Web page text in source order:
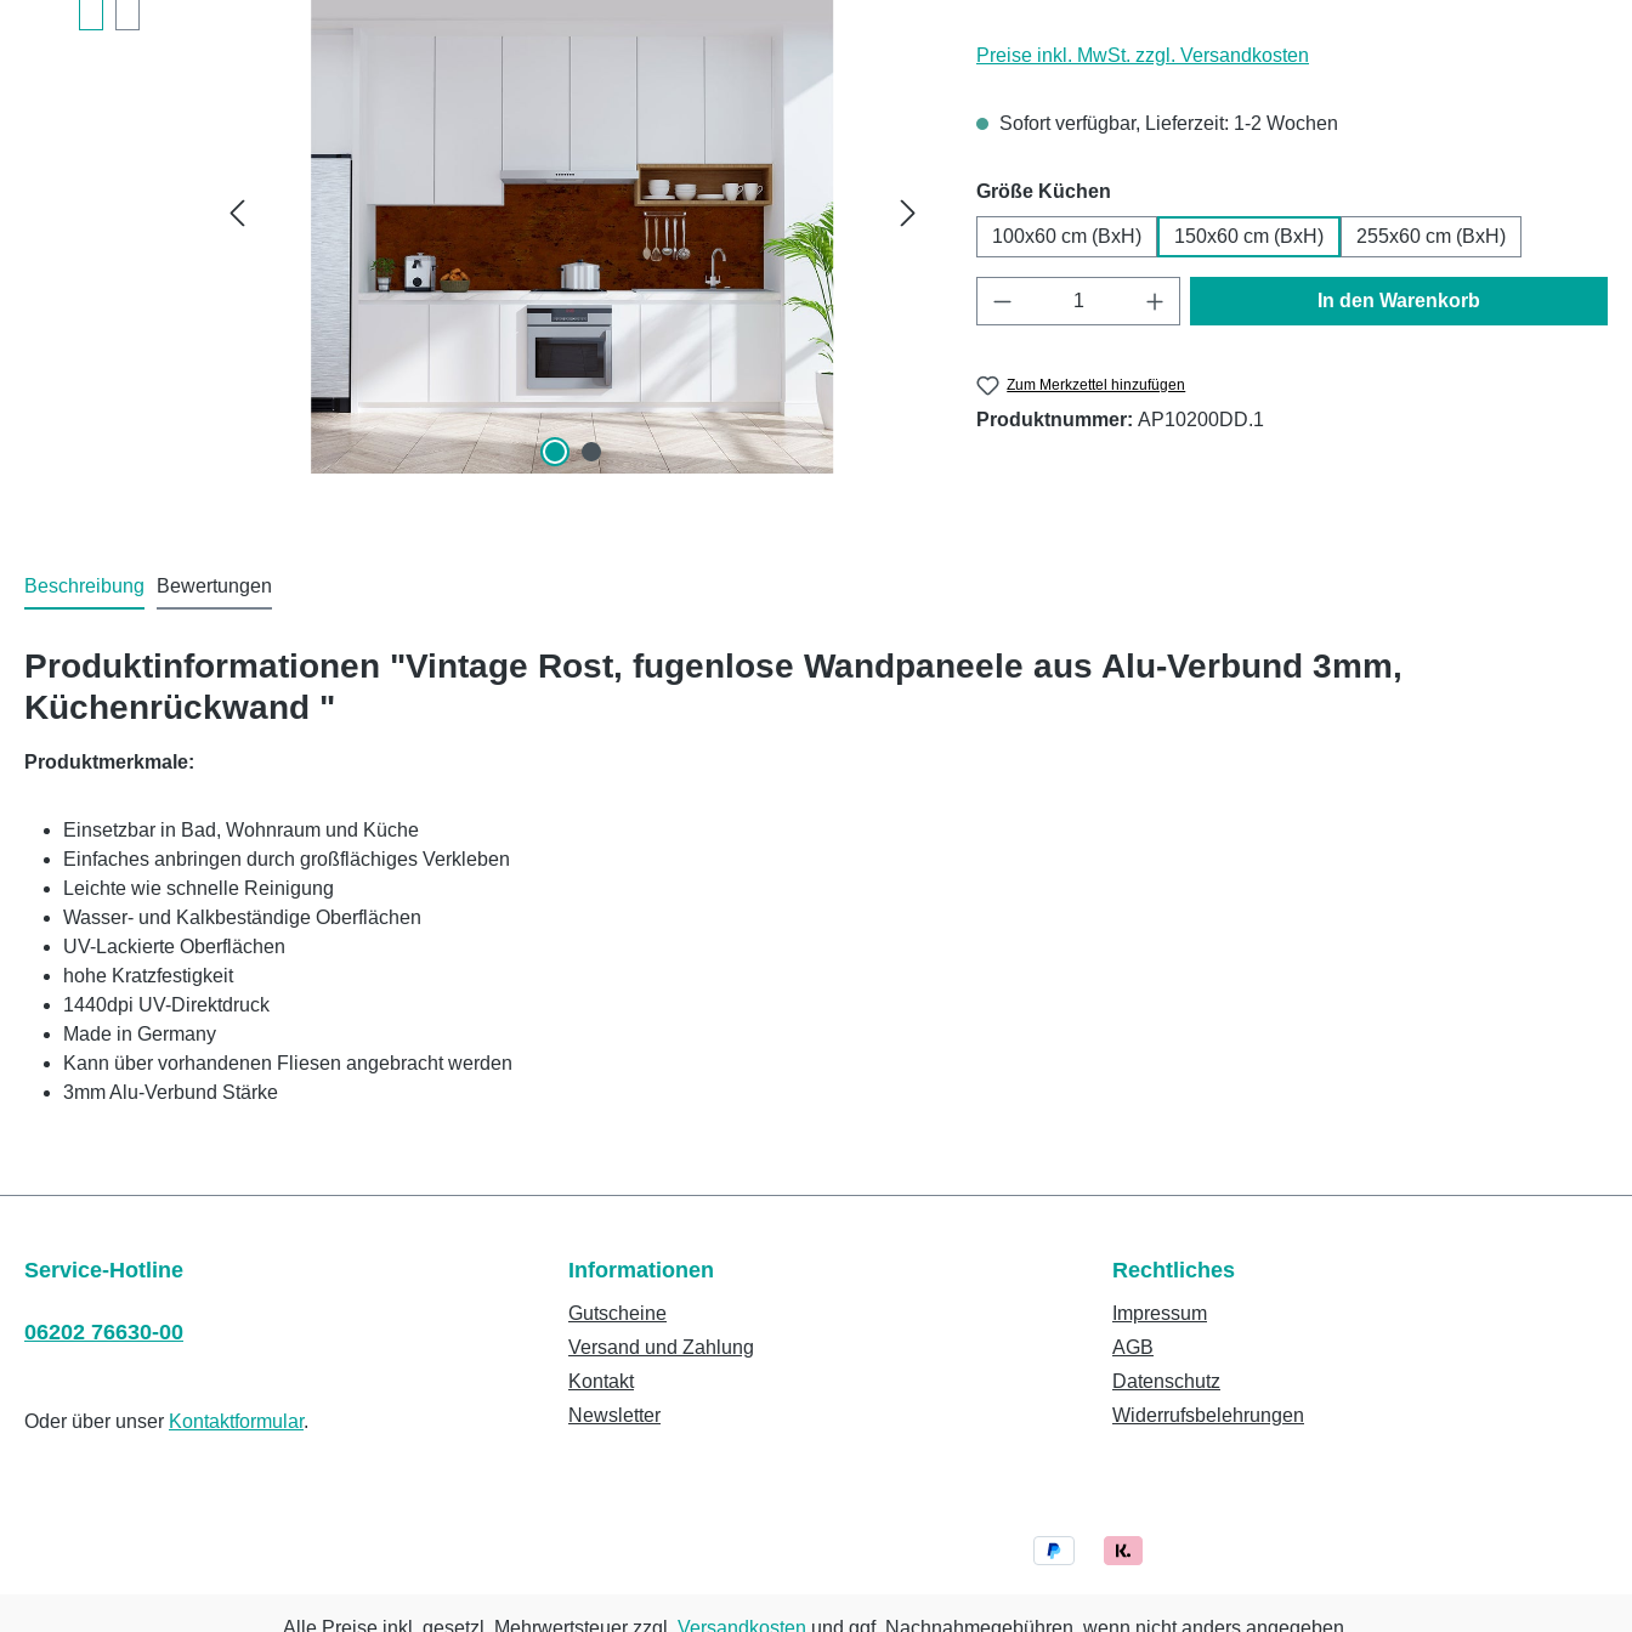
Preise inkl. MwSt. zzgl. Versandkosten
Sofort verfügbar, Lieferzeit: 1-2 Wochen
Größe Küchen
100x60 cm (BxH) 150x60 cm (BxH) 255x60 cm (BxH)
Produkt Anzahl: Gib den gewünschten Wert ein
In den Warenkorb
Zum Merkzettel hinzufügen
Produktnummer: AP10200DD.1
Beschreibung Bewertungen
Produktinformationen "Vintage Rost, fugenlose Wandpaneele aus Alu-Verbund 3mm,
Küchenrückwand "
Produktmerkmale:
Einsetzbar in Bad, Wohnraum und Küche
Einfaches anbringen durch großflächiges Verkleben
Leichte wie schnelle Reinigung
Wasser- und Kalkbeständige Oberflächen
UV-Lackierte Oberflächen
hohe Kratzfestigkeit
1440dpi UV-Direktdruck
Made in Germany
Kann über vorhandenen Fliesen angebracht werden
3mm Alu-Verbund Stärke
Service-Hotline
06202 76630-00
Oder über unser Kontaktformular.
Informationen
Gutscheine
Versand und Zahlung
Kontakt
Newsletter
Rechtliches
Impressum
AGB
Datenschutz
Widerrufsbelehrungen
Alle Preise inkl. gesetzl. Mehrwertsteuer zzgl. Versandkosten und ggf. Nachnahmegebühren, wenn nicht anders angegeben.